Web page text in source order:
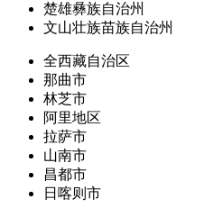
楚雄彝族自治州
文山壮族苗族自治州
全西藏自治区
那曲市
林芝市
阿里地区
拉萨市
山南市
昌都市
日喀则市